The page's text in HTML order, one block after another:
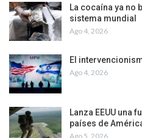
La cocaína ya no
sistema mundial
Ago 4, 2026
El
Ago 4, 2026
Lanza EEUU una
países de
Ago 5, 2026